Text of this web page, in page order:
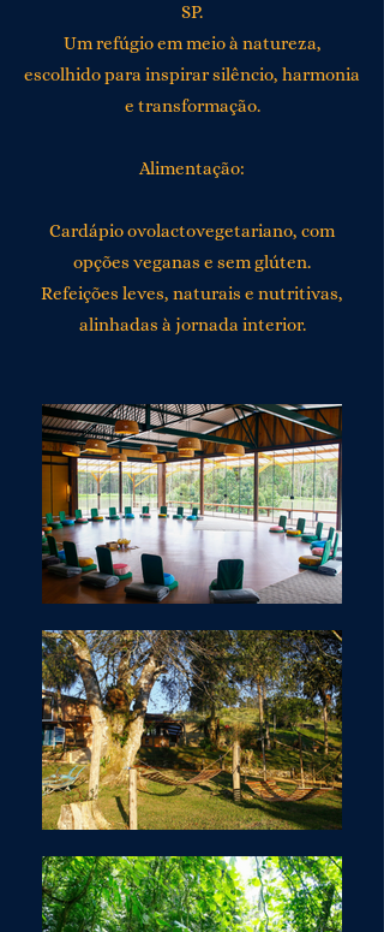
SP.
Um refúgio em meio à natureza,
escolhido para inspirar silêncio, harmonia
e transformação.
Alimentação:
Cardápio ovolactovegetariano, com
opções veganas e sem glúten.
Refeições leves, naturais e nutritivas,
alinhadas à jornada interior.